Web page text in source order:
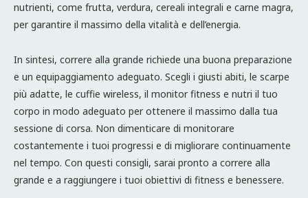
nutrienti, come frutta, verdura, cereali integrali e carne magra,
per garantire il massimo della vitalità e dell’energia.
In sintesi, correre alla grande richiede una buona preparazione
e un equipaggiamento adeguato. Scegli i giusti abiti, le scarpe
più adatte, le cuffie wireless, il monitor fitness e nutri il tuo
corpo in modo adeguato per ottenere il massimo dalla tua
sessione di corsa. Non dimenticare di monitorare
costantemente i tuoi progressi e di migliorare continuamente
nel tempo. Con questi consigli, sarai pronto a correre alla
grande e a raggiungere i tuoi obiettivi di fitness e benessere.